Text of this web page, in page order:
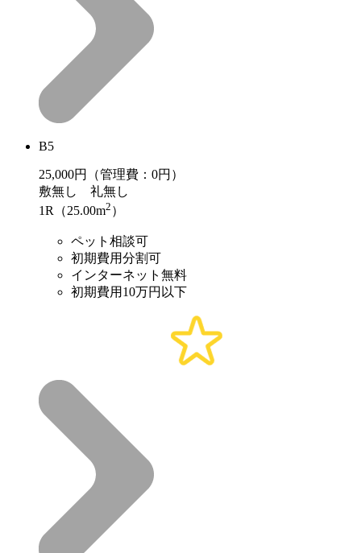
B5
25,000円（管理費：0円）
敷無し 礼無し
1R（25.00m2 ）
ペット相談可
初期費用分割可
インターネット無料
初期費用10万円以下